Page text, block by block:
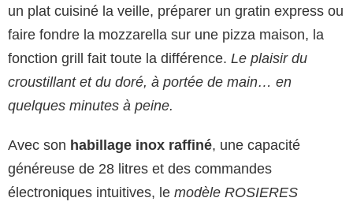
un plat cuisiné la veille, préparer un gratin express ou
faire fondre la mozzarella sur une pizza maison, la
fonction grill fait toute la différence. Le plaisir du
croustillant et du doré, à portée de main… en
quelques minutes à peine.
Avec son habillage inox raffiné, une capacité
généreuse de 28 litres et des commandes
électroniques intuitives, le modèle ROSIERES